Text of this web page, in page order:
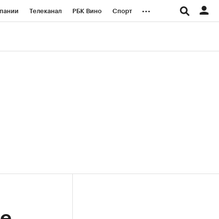
Телеканал РБК Вино Спорт ...